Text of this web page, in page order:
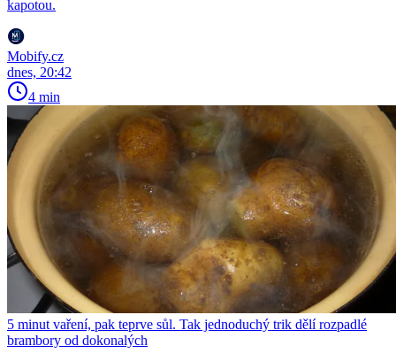
kapotou.
Mobify.cz
dnes, 20:42
4 min
5 minut vaření, pak teprve sůl. Tak jednoduchý trik dělí rozpadlé
brambory od dokonalých